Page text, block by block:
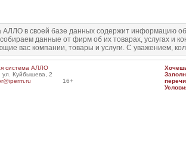
АЛЛО в своей базе данных содержит информацию
данные от фирм об их товарах, услугах и
вас компании, товары и услуги. С уважением,
система АЛЛО
ул. Куйбышева, 2
16+